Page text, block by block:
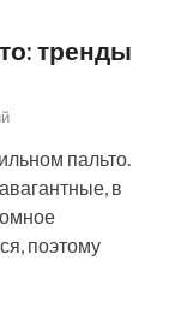
тренды
пальто.
в
поэтому